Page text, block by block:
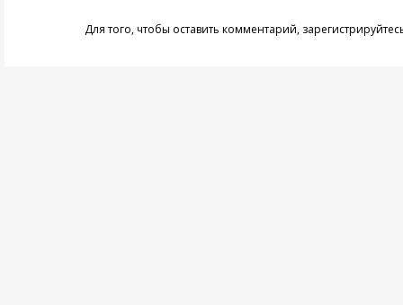
Для того, чтобы оставить комментарий,